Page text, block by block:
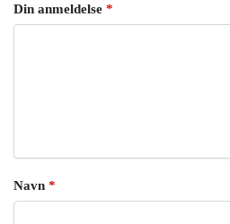
Din anmeldelse *
Navn *